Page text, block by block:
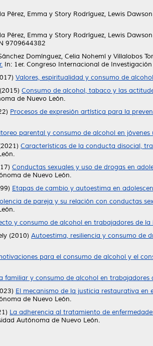
Pérez, Emma y Story Rodríguez, Lewis Dawson
Pérez, Emma y Story Rodríguez, Lewis Dawson
9709644382
Domínguez, Celia Nohemí y Villalobos
In: 1er. Congreso Internacional de
Valores, espiritualidad y consumo de
(2015) Consumo de alcohol, tabaco y las
de Nuevo León.
Procesos de expresión artística para la
parental y consumo de alcohol en jóvenes
Características de la conducta disocial,
Conductas sexuales y uso de drogas en
de Nuevo León.
Etapas de cambio y autoestima en
de pareja y su relación con conductas
y consumo de alcohol en trabajadores de
(2010) Autoestima, resiliencia y consumo de
para el consumo de alcohol y el
familiar y consumo de alcohol en trabajadores
El mecanismo de la justicia restaurativa
de Nuevo León.
La adherencia al tratamiento de
Autónoma de Nuevo León.